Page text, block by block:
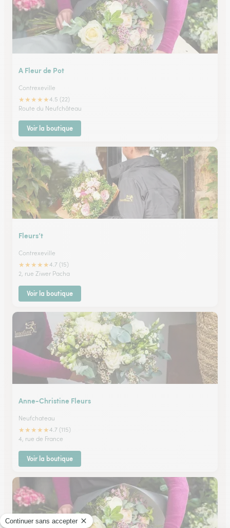
A Fleur de Pot
Contrexeville
★★★★★4.5 (22)
Route du Neufchâteau
Voir la boutique
Fleurs’t
Contrexeville
★★★★★4.7 (15)
2, rue Ziwer Pacha
Voir la boutique
Anne-Christine Fleurs
Neufchateau
★★★★★4.7 (115)
4, rue de France
Voir la boutique